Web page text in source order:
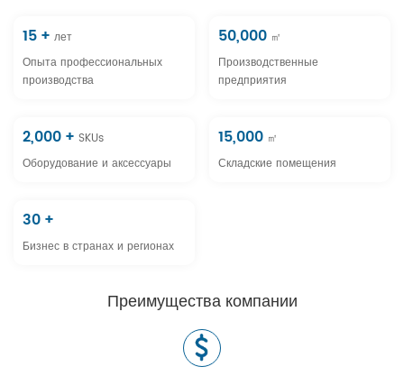
15+ лет
Опыта профессиональных
производства
50,000 ㎡
Производственные
предприятия
2,000+ SKUs
Оборудование и аксессуары
15,000 ㎡
Складские помещения
30+
Бизнес в странах и регионах
Преимущества компании